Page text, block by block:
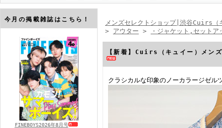
今月の掲載雑誌はこちら！
FINEBOYS2026年8月号
メンズセレクトショップ|渋谷Cuirs（
> アウター > ・ジャケット,セット
【新着】Cuirs（キュイー）メン
クラシカルな印象のノーカラージゼル